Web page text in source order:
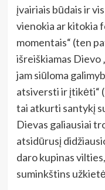
įvairiais būdais ir
vienokia ar kitokia
momentais“ (ten
išreiškiamas Dievo
jam siūloma
atsiversti ir įtikėti“ (
tai atkurti santykį
Dievas galiausiai
atsidūrusį
daro kupinas
suminkštins